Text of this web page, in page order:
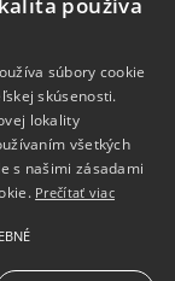
(2)
súbory cookie
skúsenosti.
lokality
všetkých
s našimi zásadami
Prečítať viac